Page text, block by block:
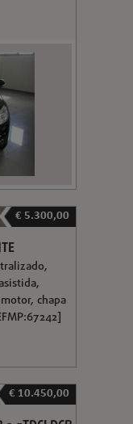
€ 5.300,00
chapa
€ 10.450,00